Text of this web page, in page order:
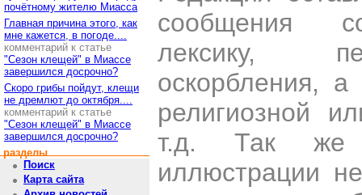
почётному жителю Миасса
Главная причина этого, как
мне кажется, в погоде....
комментарий к статье
"Сезон клещей" в Миассе
завершился досрочно?
Скоро грибы пойдут, клещи
не дремлют до октября....
комментарий к статье
"Сезон клещей" в Миассе
завершился досрочно?
разделы
Поиск
Карта сайта
сообщения
лексику,
оскорбления,
религиозной
т.д. Так же
иллюстрации